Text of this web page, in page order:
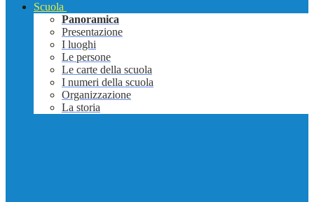
Scuola
Panoramica
Presentazione
I luoghi
Le persone
Le carte della scuola
I numeri della scuola
Organizzazione
La storia